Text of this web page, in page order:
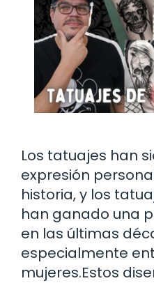
Los tatuajes han
expresión
historia, y los
han ganado una
en las últimas
especialmente
mujeres.Estos